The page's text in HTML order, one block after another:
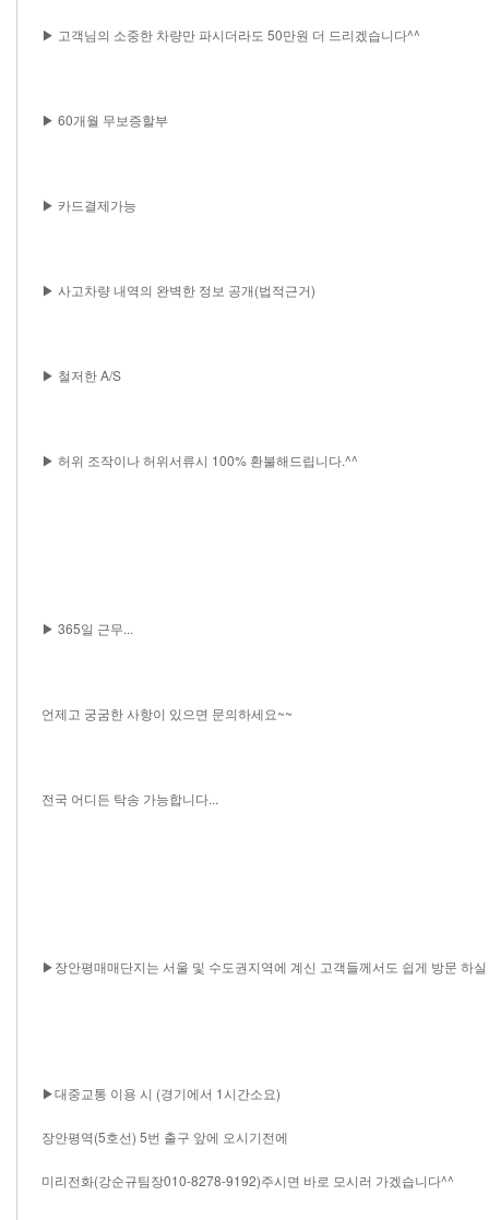
▶ 고객님의 소중한 차량만 파시더라도 50만원 더 드리겠습니다^^
▶ 60개월 무보증할부
▶ 카드결제가능
▶ 사고차량 내역의 완벽한 정보 공개(법적근거)
▶ 철저한 A/S
▶ 허위 조작이나 허위서류시 100% 환불해드립니다.^^
▶ 365일 근무...
언제고 궁굼한 사항이 있으면 문의하세요~~
전국 어디든 탁송 가능합니다...
▶장안평매매단지는 서울 및 수도권지역에 계신 고객들께서도 쉽게 방문 하
▶대중교통 이용 시 (경기에서 1시간소요)
장안평역(5호선) 5번 출구 앞에 오시기전에
미리전화(강순규팀장010-8278-9192)주시면 바로 모시러 가겠습니다^^